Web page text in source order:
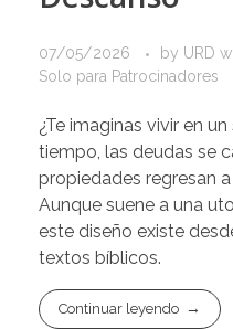
07/05/2026 by URD
Solo para Patrocinadores
¿Te imaginas vivir en
tiempo, las deudas se
propiedades regresan
Aunque suene a una
este diseño existe
textos bíblicos.
Continuar leyendo